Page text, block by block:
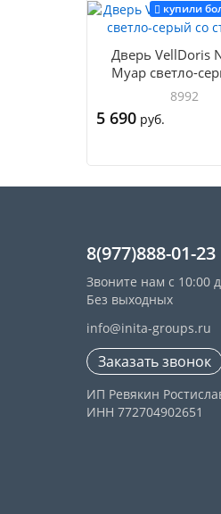
купили
Дверь VellDoris
Муар светло-
стеклом
8992
5 690 руб.
8(977)888-01-23
Звоните нам с 10:00
Без выходных
info@inita-groups.ru
Заказать звонок
ИП Ревякин
ИНН 772704902651